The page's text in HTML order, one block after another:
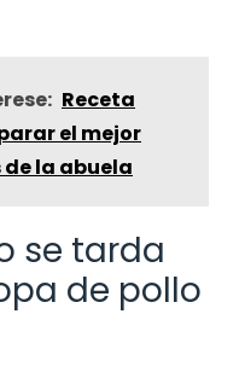
Receta
el mejor
la abuela
se tarda
de pollo